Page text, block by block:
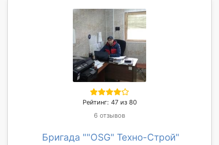
Рейтинг: 47 из 80
6 отзывов
Бригада ""OSG" Техно-Строй"